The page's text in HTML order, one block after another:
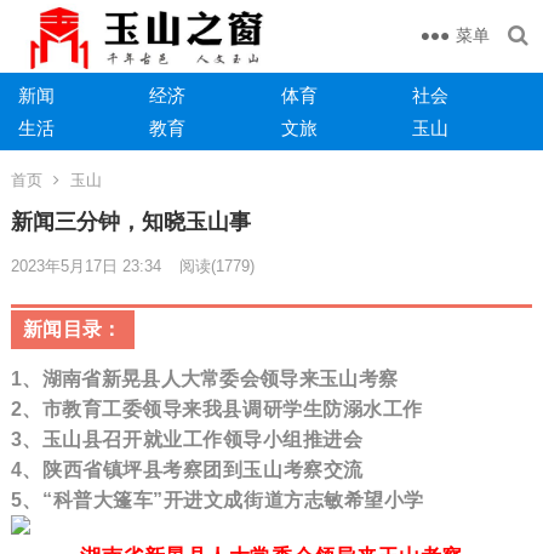
菜单
新闻 经济 体育
社会
生活
教育 文旅 玉山
首页 玉山
新闻三分钟，知晓玉山事
2023年5月17日 23:34 阅读(1779)
新闻目录：
1、湖南省新晃县人大常委会领导来玉山考察
2、 市教育工委领导来我县调研学生防溺水工作
3、 玉山县召开就业工作领导小组推进会
4、陕西省镇坪县考察团到玉山考察交流
5、 “科普大篷车”开进文成街道方志敏希望小学